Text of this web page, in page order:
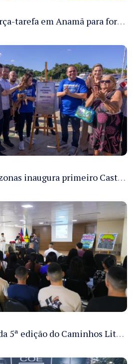
Cosama inicia força-tarefa em Anamã para fortalecer abastecimento de água e segurança hídrica da população
Governo do Amazonas inaugura primeiro Castramóvel Fluvial para atendimento veterinário às comunidades ribeirinhas e castração gratuita
Sejusc participa da 5ª edição do Caminhos Literários com foco na cultura hip-hop nas unidades socioeducativas